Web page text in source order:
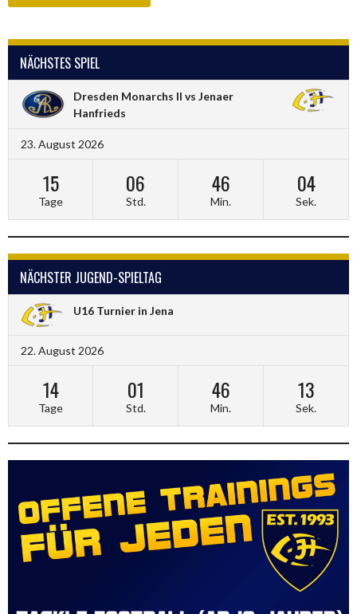
NÄCHSTES SPIEL
Dresden Monarchs II vs Jenaer
Hanfrieds
23. August 2026
15
Tage
06
Std.
46
Min.
04
Sek.
NÄCHSTER JUGEND-SPIELTAG
U16 Turnier in Jena
22. August 2026
14
Tage
01
Std.
46
Min.
13
Sek.